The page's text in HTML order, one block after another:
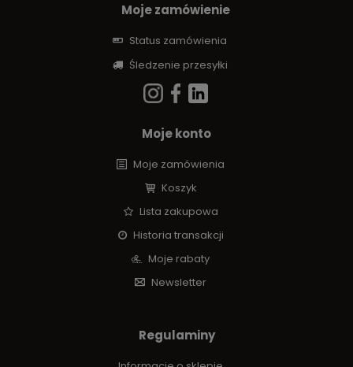
Moje zamówienie
Status zamówienia
Śledzenie przesyłki
Moje konto
Moje zamówienia
Koszyk
Lista zakupowa
Historia transakcji
Moje rabaty
Newsletter
Regulaminy